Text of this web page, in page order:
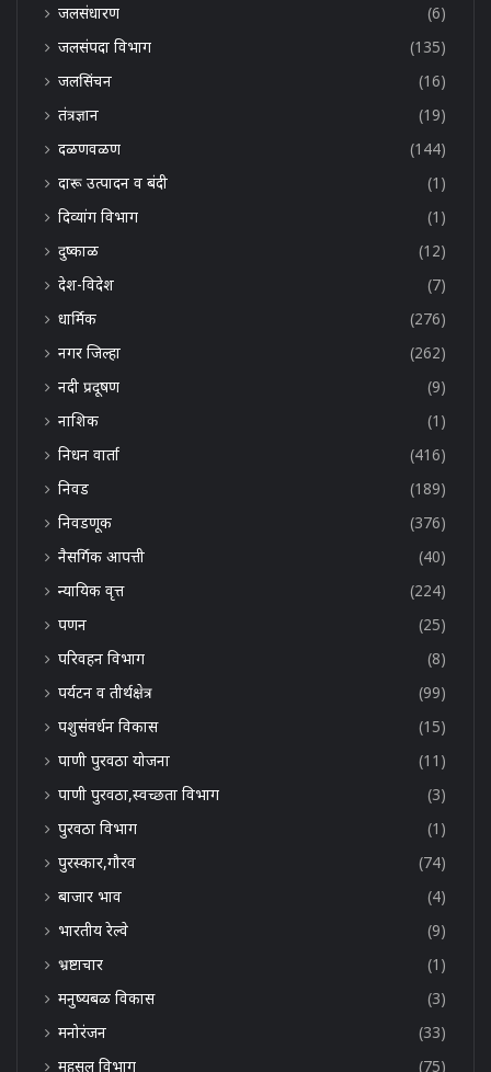
जलसंधारण
(6)
जलसंपदा विभाग
(135)
जलसिंचन
(16)
तंत्रज्ञान
(19)
दळणवळण
(144)
दारू उत्पादन व बंदी
(1)
दिव्यांग विभाग
(1)
दुष्काळ
(12)
देश-विदेश
(7)
धार्मिक
(276)
नगर जिल्हा
(262)
नदी प्रदूषण
(9)
नाशिक
(1)
निधन वार्ता
(416)
निवड
(189)
निवडणूक
(376)
नैसर्गिक आपत्ती
(40)
न्यायिक वृत्त
(224)
पणन
(25)
परिवहन विभाग
(8)
पर्यटन व तीर्थक्षेत्र
(99)
पशुसंवर्धन विकास
(15)
पाणी पुरवठा योजना
(11)
पाणी पुरवठा,स्वच्छता विभाग
(3)
पुरवठा विभाग
(1)
पुरस्कार,गौरव
(74)
बाजार भाव
(4)
भारतीय रेल्वे
(9)
भ्रष्टाचार
(1)
मनुष्यबळ विकास
(3)
मनोरंजन
(33)
महसूल विभाग
(75)